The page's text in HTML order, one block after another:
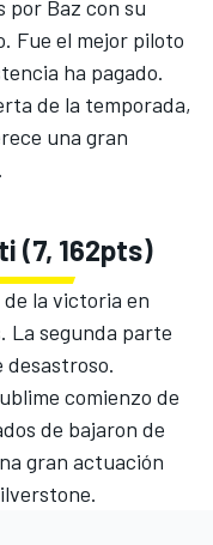
por Baz con su
Fue el mejor piloto
ha pagado.
de la temporada,
una gran
(7, 162pts)
la victoria en
La segunda parte
desastroso.
comienzo de
de bajaron de
gran actuación